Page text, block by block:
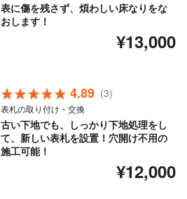
表に傷を残さず、煩わしい床なりをな
おします！
¥13,000
4.89 (3)
表札の取り付け・交換
古い下地でも、しっかり下地処理をし
て、新しい表札を設置！穴開け不用の
施工可能！
¥12,000